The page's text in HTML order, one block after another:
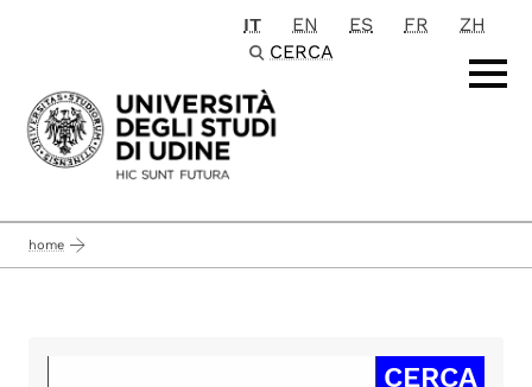
Passa al contenuto principale
IT EN ES FR
ZH
CERCA
home